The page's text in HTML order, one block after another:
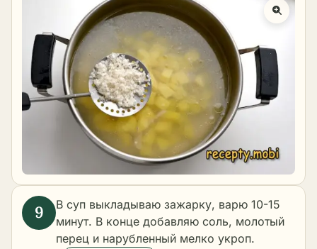
В суп выкладываю зажарку, варю 10-15
минут. В конце добавляю соль, молотый
перец и нарубленный мелко укроп.